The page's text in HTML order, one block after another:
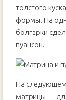
толстого
формы. На
болгарки
пуансон.
На следующем
матрицы —